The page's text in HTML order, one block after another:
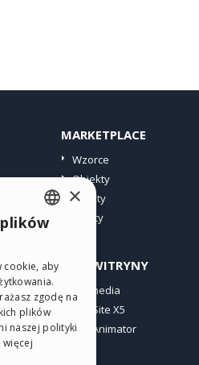
MARKETPLACE
Wzorce
Obiekty
Punkty
Oferty
INNE WITRYNY
Incomedia
WebSite X5
WebAnimator
ENGLISH
GERMAN
SPANISH
PORTUGUESE
×
cookie, aby
zgodę na
plików
naszej polityki
więcej